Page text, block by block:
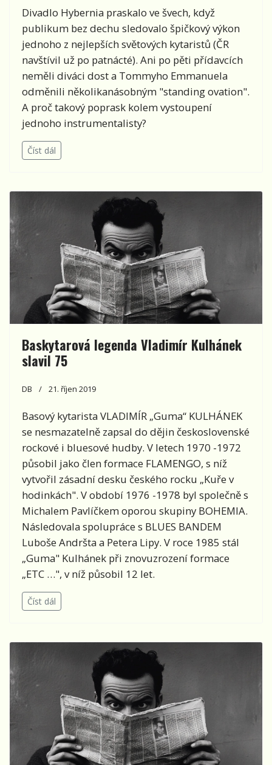
Divadlo Hybernia praskalo ve švech, když
publikum bez dechu sledovalo špičkový výkon
jednoho z nejlepších světových kytaristů (ČR
navštívil už po patnácté). Ani po pěti přídavcích
neměli diváci dost a Tommyho Emmanuela
odměnili několikanásobným "standing ovation".
A proč takový poprask kolem vystoupení
jednoho instrumentalisty?
Číst dál
Baskytarová legenda Vladimír Kulhánek
slavil 75
DB 21. říjen 2019
Basový kytarista VLADIMÍR „Guma“ KULHÁNEK
se nesmazatelně zapsal do dějin československé
rockové i bluesové hudby. V letech 1970 -1972
působil jako člen formace FLAMENGO, s níž
vytvořil zásadní desku českého rocku „Kuře v
hodinkách". V období 1976 -1978 byl společně s
Michalem Pavlíčkem oporou skupiny BOHEMIA.
Následovala spolupráce s BLUES BANDEM
Luboše Andršta a Petera Lipy. V roce 1985 stál
„Guma" Kulhánek při znovuzrození formace
„ETC …", v níž působil 12 let.
Číst dál